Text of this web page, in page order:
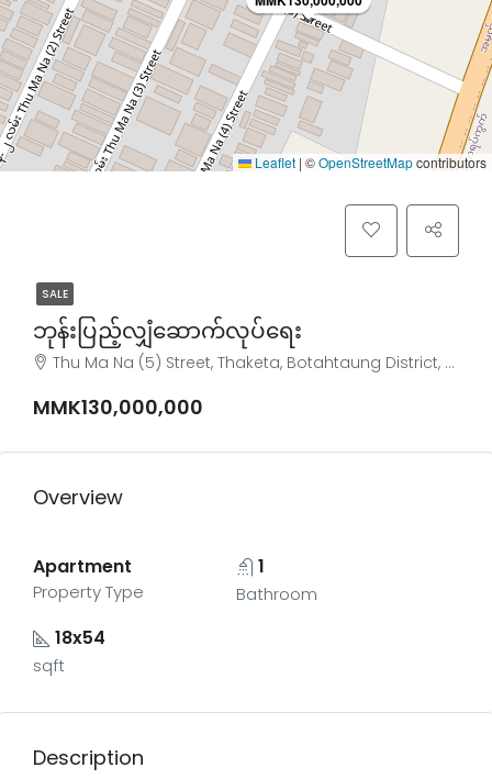
Leaflet | ©OpenStreetMapcontributors
SALE
ဘုန်းပြည့်လျှံဆောက်လုပ်ရေး
Thu Ma Na (5) Street, Thaketa, Botahtaung District, Yangon City, Yangon, 11321, Myanmar
MMK130,000,000
Overview
Apartment
Property Type
1
Bathroom
18x54
sqft
Description